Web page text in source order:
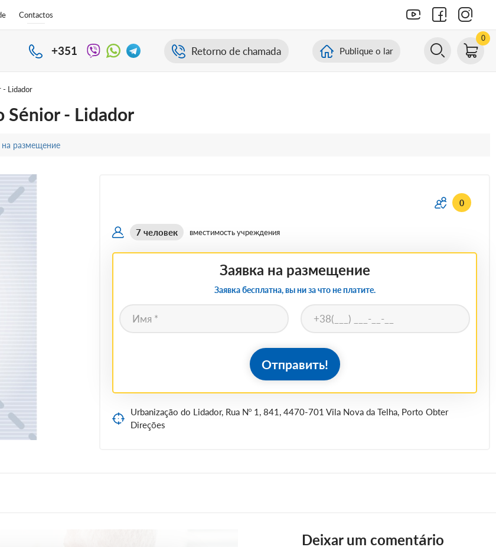
Contactos
+351 Retorno de chamada Publique o lar
0
- Lidador
Sénior - Lidador
на размещение
0
7 человек вместимость учреждения
Заявка на размещение
Заявка бесплатна, вы ни за что не платите.
Отправить!
Urbanização do Lidador, Rua Nº 1, 841, 4470-701 Vila Nova da Telha, Porto Obter
Direções
Deixar um comentário